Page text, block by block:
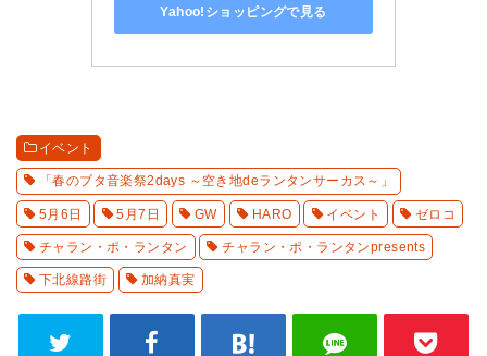
Yahoo!ショッピングで見る
イベント
「春のブタ音楽祭2days ～空き地deランタンサーカス～」
5月6日 5月7日 GW HARO イベント ゼロコ
チャラン・ポ・ランタン チャラン・ポ・ランタンpresents
下北線路街 加納真実